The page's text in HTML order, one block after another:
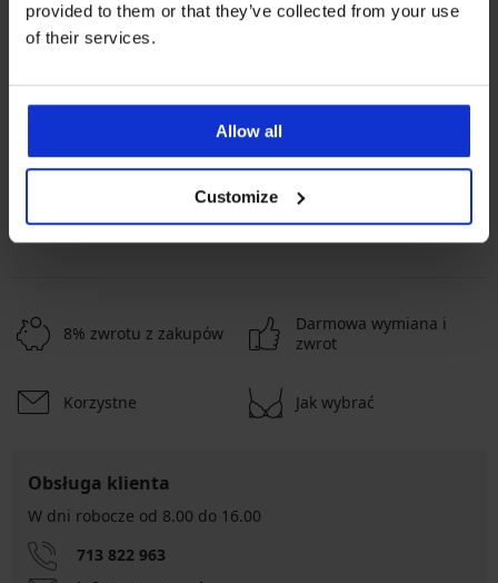
provided to them or that they’ve collected from your use
of their services.
Allow all
Customize
Najpopularniejsze marki
różowy
Najczęściej wybierane rozmiary
8% zwrotu z zakupów
Darmowa wymiana i
zwrot
Korzystne Jak wybrać
Obsługa klienta
W dni robocze od 8.00 do 16.00
713 822 963